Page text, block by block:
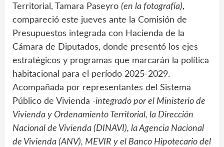
Territorial, Tamara Paseyro (en la fotografía),
compareció este jueves ante la Comisión de
Presupuestos integrada con Hacienda de la
Cámara de Diputados, donde presentó los ejes
estratégicos y programas que marcarán la política
habitacional para el período 2025-2029.
Acompañada por representantes del Sistema
Público de Vivienda -integrado por el Ministerio de
Vivienda y Ordenamiento Territorial, la Dirección
Nacional de Vivienda (DINAVI), la Agencia Nacional
de Vivienda (ANV), MEVIR y el Banco Hipotecario del